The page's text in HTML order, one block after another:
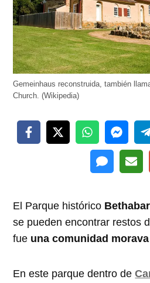
Gemeinhaus reconstruida, también
Church. (Wikipedia)
El Parque histórico
se pueden encontrar restos
fue una comunidad
En este parque dentro de